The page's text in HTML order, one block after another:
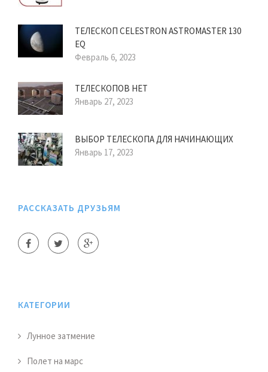
ТЕЛЕСКОП CELESTRON ASTROMASTER 130
EQ
Февраль 6, 2023
ТЕЛЕСКОПОВ НЕТ
Январь 27, 2023
ВЫБОР ТЕЛЕСКОПА ДЛЯ НАЧИНАЮЩИХ
Январь 17, 2023
РАССКАЗАТЬ ДРУЗЬЯМ
КАТЕГОРИИ
Лунное затмение
Полет на марс